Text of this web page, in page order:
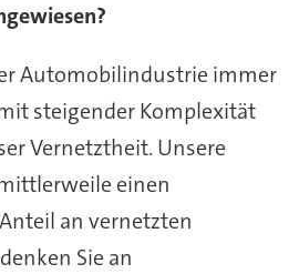
Automobilindustrie immer
steigender Komplexität
Vernetztheit. Unsere
einen
an vernetzten
Sie an